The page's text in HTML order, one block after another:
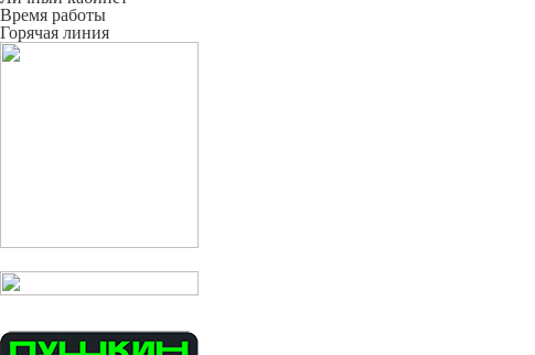
Время работы
Горячая линия